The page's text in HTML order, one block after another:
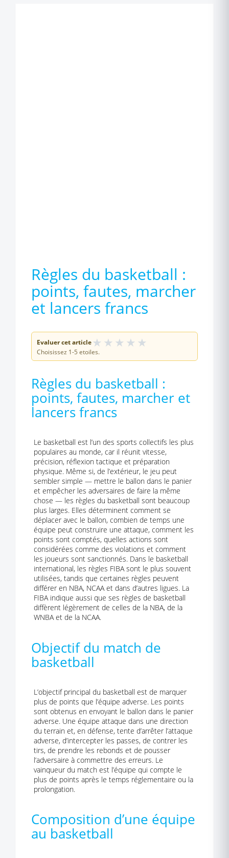
Règles du basketball :
points, fautes, marcher
et lancers francs
Evaluer cet article★ ★ ★ ★ ★
Choisissez 1-5 etoiles.
Règles du basketball :
points, fautes, marcher et
lancers francs
Le basketball est l’un des sports collectifs les plus
populaires au monde, car il réunit vitesse,
précision, réflexion tactique et préparation
physique. Même si, de l’extérieur, le jeu peut
sembler simple — mettre le ballon dans le panier
et empêcher les adversaires de faire la même
chose — les règles du basketball sont beaucoup
plus larges. Elles déterminent comment se
déplacer avec le ballon, combien de temps une
équipe peut construire une attaque, comment les
points sont comptés, quelles actions sont
considérées comme des violations et comment
les joueurs sont sanctionnés. Dans le basketball
international, les règles FIBA sont le plus souvent
utilisées, tandis que certaines règles peuvent
différer en NBA, NCAA et dans d’autres ligues. La
FIBA indique aussi que ses règles de basketball
diffèrent légèrement de celles de la NBA, de la
WNBA et de la NCAA.
Objectif du match de
basketball
L’objectif principal du basketball est de marquer
plus de points que l’équipe adverse. Les points
sont obtenus en envoyant le ballon dans le panier
adverse. Une équipe attaque dans une direction
du terrain et, en défense, tente d’arrêter l’attaque
adverse, d’intercepter les passes, de contrer les
tirs, de prendre les rebonds et de pousser
l’adversaire à commettre des erreurs. Le
vainqueur du match est l’équipe qui compte le
plus de points après le temps réglementaire ou la
prolongation.
Composition d’une équipe
au basketball